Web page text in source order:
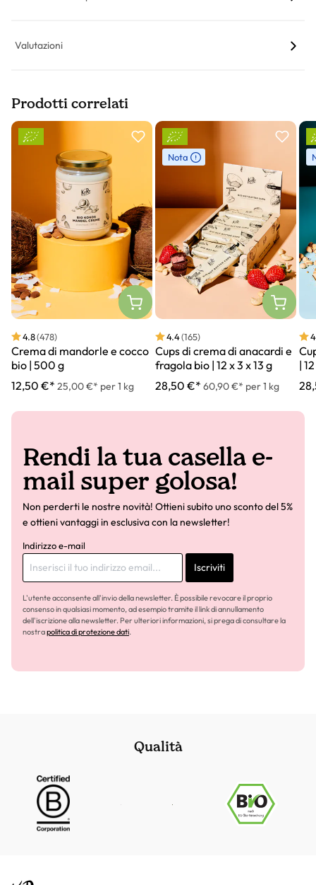
Valutazioni
Prodotti correlati
Slider prodotto
4.8(478)
Crema di mandorle e cocco
bio | 500 g
12,50 €* 25,00 €* per 1 kg
Nota
4.4(165)
Cups di crema di anacardi e
fragola bio | 12 x 3 x 13 g
28,50 €* 60,90 €* per 1 kg
|
Rendi la tua casella e-
mail super golosa!
Non perderti le nostre novità! Ottieni subito uno sconto del 5%
e ottieni vantaggi in esclusiva con la newsletter!
Indirizzo e-mail
Iscriviti
L'utente acconsente all'invio della newsletter. È possibile revocare il proprio
consenso in qualsiasi momento, ad esempio tramite il link di annullamento
dell'iscrizione alla newsletter. Per ulteriori informazioni, si prega di consultare la
nostrapolitica di protezione dati.
Qualità